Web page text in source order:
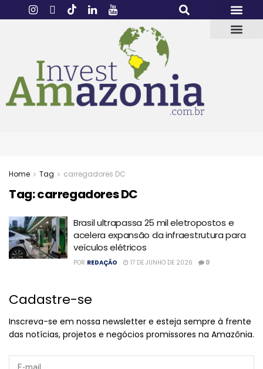
Home Tag carregadores DC
Tag:carregadores DC
Brasil ultrapassa 25 mil eletropostos e
acelera expansão da infraestrutura para
veículos elétricos
POR REDAÇÃO 17 DE JUNHO DE 2026 0
Cadastre-se
Inscreva-se em nossa newsletter e esteja sempre à frente
das notícias, projetos e negócios promissores na Amazônia.